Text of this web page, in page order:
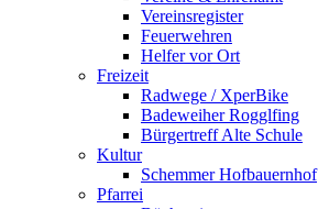
Vereinsregister
Feuerwehren
Helfer vor Ort
Freizeit
Radwege / XperBike
Badeweiher Rogglfing
Bürgertreff Alte Schule
Kultur
Schemmer Hofbauernhof
Pfarrei